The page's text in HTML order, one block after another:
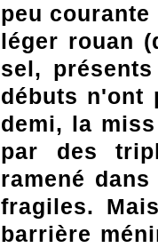
peu courante
léger rouan
sel,
débuts n'ont
demi, la
par des
ramené
fragiles.
barrière